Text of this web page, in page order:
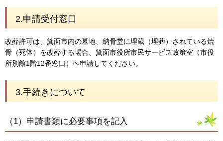
2.申請受付窓口
改葬許可は、箕面市内の墓地、納骨堂に埋蔵（埋葬）されている焼
骨（死体）を改葬する場合、箕面市役所市民サービス政策室（市役
所別館1階12番窓口）へ申請してください。
3.手続きについて
（1）申請書類に必要事項を記入